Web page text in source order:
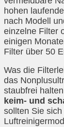
hohen
nach Modell
einzelne Filter
einigen
Filter über 50
Was die
das
staubfrei
keim- und
sollten Sie